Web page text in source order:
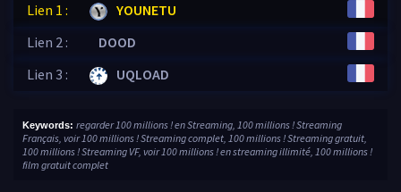
Lien 1 :
YOUNETU
Lien 2 :
DOOD
Lien 3 :
UQLOAD
Keywords: regarder 100 millions ! en Streaming, 100 millions ! Streaming
Français, voir 100 millions ! Streaming complet, 100 millions ! Streaming gratuit,
100 millions ! Streaming VF, voir 100 millions ! en streaming illimité, 100 millions !
film gratuit complet